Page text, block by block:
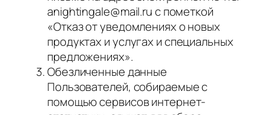
anightingale@mail.ru с пометкой
«Отказ от уведомлениях о новых
продуктах и услугах и специальных
предложениях».
Обезличенные данные
Пользователей, собираемые с
помощью сервисов интернет-